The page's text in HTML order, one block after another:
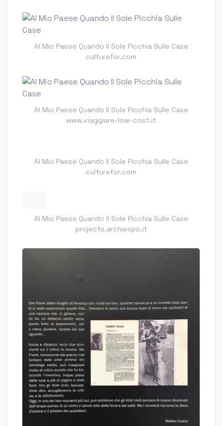
Al Mio Paese Quando Il Sole Picchia Sulle Case
culturefor.com
Al Mio Paese Quando Il Sole Picchia Sulle Case
www.viaggiare-low-cost.it
Al Mio Paese Quando Il Sole Picchia Sulle Case
culturefor.com
Al Mio Paese Quando Il Sole Picchia Sulle Case
projects.archiexpo.it